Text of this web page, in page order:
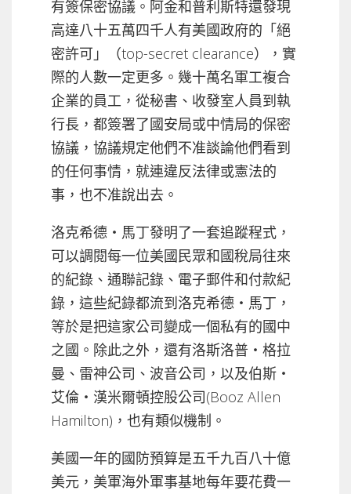
有簽保密協議。阿金和普利斯特還發現
高達八十五萬四千人有美國政府的「絕
密許可」（top-secret clearance），實
際的人數一定更多。幾十萬名軍工複合
企業的員工，從秘書、收發室人員到執
行長，都簽署了國安局或中情局的保密
協議，協議規定他們不准談論他們看到
的任何事情，就連違反法律或憲法的
事，也不准說出去。
洛克希德‧馬丁發明了一套追蹤程式，
可以調閱每一位美國民眾和國稅局往來
的紀錄、通聯記錄、電子郵件和付款紀
錄，這些紀錄都流到洛克希德‧馬丁，
等於是把這家公司變成一個私有的國中
之國。除此之外，還有洛斯洛普‧格拉
曼、雷神公司、波音公司，以及伯斯‧
艾倫‧漢米爾頓控股公司(Booz Allen
Hamilton)，也有類似機制。
美國一年的國防預算是五千九百八十億
美元，美軍海外軍事基地每年要花費一